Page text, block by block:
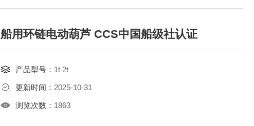
船用环链电动葫芦 CCS中国船级社认证
产品型号： 1t 2t
更新时间： 2025-10-31
浏览次数： 1863